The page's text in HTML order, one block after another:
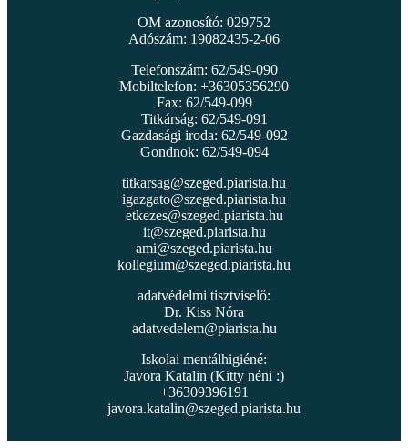
OM azonosító: 029752
Adószám: 19082435-2-06
Telefonszám: 62/549-090
Mobiltelefon: +36305356290
Fax: 62/549-099
Titkárság: 62/549-091
Gazdasági iroda: 62/549-092
Gondnok: 62/549-094
titkarsag@szeged.piarista.hu
igazgato@szeged.piarista.hu
etkezes@szeged.piarista.hu
it@szeged.piarista.hu
ami@szeged.piarista.hu
kollegium@szeged.piarista.hu
adatvédelmi tisztviselő:
Dr. Kiss Nóra
adatvedelem@piarista.hu
Iskolai mentálhigiéné:
Javora Katalin (Kitty néni :)
+36309396191
javora.katalin@szeged.piarista.hu